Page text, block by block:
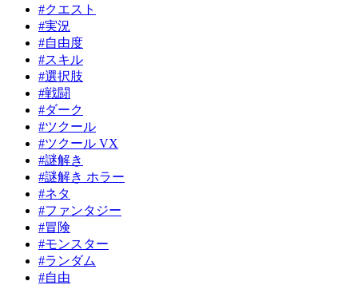
#クエスト
#実況
#自由度
#スキル
#選択肢
#戦闘
#ダーク
#ツクール
#ツクール VX
#謎解き
#謎解き ホラー
#ネタ
#ファンタジー
#冒険
#モンスター
#ランダム
#自由